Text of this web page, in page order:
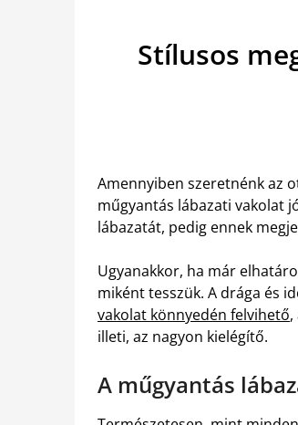
Stílusos
Amennyiben szeretnénk az
műgyantás lábazati vakolat
lábazatát, pedig ennek
Ugyanakkor, ha már
miként tesszük. A drága és
vakolat könnyedén felvihető
illeti, az nagyon kielégítő.
A műgyantás